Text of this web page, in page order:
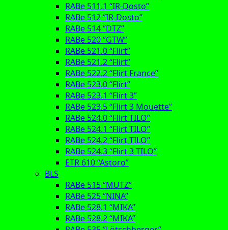
RABe 511.1 “IR-Dosto”
RABe 512 “IR-Dosto”
RABe 514 “DTZ”
RABe 520 “GTW”
RABe 521.0 “Flirt”
RABe 521.2 “Flirt”
RABe 522.2 “Flirt France”
RABe 523.0 “Flirt”
RABe 523.1 “Flirt 3”
RABe 523.5 “Flirt 3 Mouette”
RABe 524.0 “Flirt TILO”
RABe 524.1 “Flirt TILO”
RABe 524.2 “Flirt TILO”
RABe 524.3 “Flirt 3 TILO”
ETR 610 “Astoro”
BLS
RABe 515 “MUTZ”
RABe 525 “NINA”
RABe 528.1 “MIKA”
RABe 528.2 “MIKA”